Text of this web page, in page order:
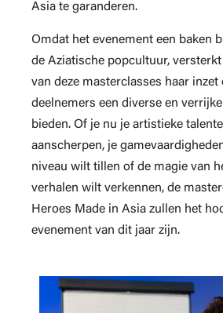
Asia te garanderen.
Omdat het evenement een baken
de Aziatische popcultuur,
van deze masterclasses haar inzet
deelnemers een diverse en
bieden. Of je nu je artistieke
aanscherpen, je
niveau wilt tillen of de magie van
verhalen wilt verkennen, de
Heroes Made in Asia zullen het
evenement van dit jaar zijn.